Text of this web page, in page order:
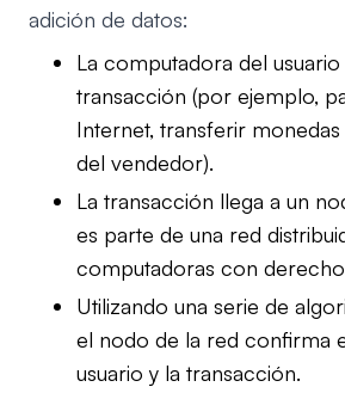
adición de datos:
La computadora del
transacción (por ejemplo,
Internet, transferir monedas
del vendedor).
La transacción llega a un
es parte de una red
computadoras con
Utilizando una serie de
el nodo de la red confirma
usuario y la transacción.